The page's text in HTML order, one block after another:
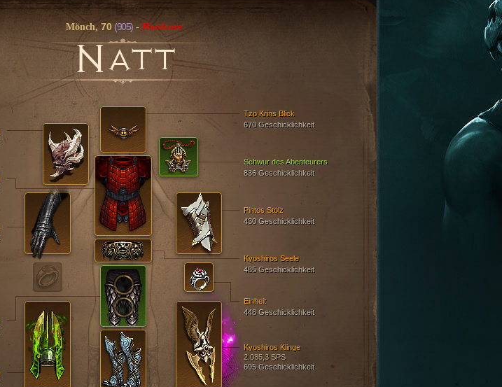
Mönch, 70 (905) - Hardcore
NATT
Tzo Krins Blick
670 Geschicklichkeit
Pintos Stolz
430 Geschicklichkeit
Kyoshiros Klinge
2.085,3 SPS
695 Geschicklichkeit
Kyoshiros Seele
485 Geschicklichkeit
Einheit
448 Geschicklichkeit
Schwur des Abenteurers
836 Geschicklichkeit